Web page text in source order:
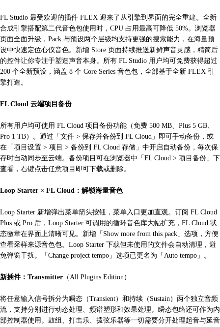
FL Studio 最受欢迎的插件 FLEX 迎来了从引擎到界面的完全重建。全新
合成引擎搭配第二代音色包使用时，CPU 占用最高可降低 50%。浏览器
页面全面升级，Pack 与预设两个层级均支持更强的搜索能力，在海量预
设中快速定位心仪音色。新增 Store 页面持续推送新鲜声音灵感，精简后
的控件让你专注于塑造声音本身。所有 FL Studio 用户均可免费获得超过
200 个全新预设，涵盖 8 个 Core Series 音色包，全部基于全新 FLEX 引
擎打造。
FL Cloud 云端项目备份
所有用户均可使用 FL Cloud 项目备份功能（免费 500 MB、Plus 5 GB、
Pro 1 TB）。通过「文件 > 保存并备份到 FL Cloud」即可手动备份，或
在「项目设置 > 项目 > 备份到 FL Cloud 存储」中开启自动备份，每次保
存时自动同步至云端。备份项目可在浏览器中「FL Cloud > 项目备份」下
查看，右键点击任意项目即可下载或删除。
Loop Starter × FL Cloud：解锁海量音色
Loop Starter 新增弹出菜单箭头按钮，菜单入口更加直观。订阅 FL Cloud
Plus 或 Pro 后，Loop Starter 可调用的循环音色库大幅扩充，FL Cloud 状
态徽章在界面上清晰可见。新增「Show more from this pack」选项，方便
查看采样来源音色包。Loop Starter 下载但未使用的文件会自动清理，避
免弹窗干扰。「Change project tempo」选项已更名为「Auto tempo」。
新插件：Transmitter （All Plugins Edition）
将任意输入信号拆分为瞬态（Transient）和持续（Sustain）两个独立音频
流，支持分别进行动态处理、频谱塑形和效果处理。瞬态包络还可作为内
部控制器使用。鼓组、打击乐、拨弦乐器等一切需要分开处理起音与延音